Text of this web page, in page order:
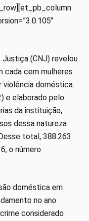
Justiça (CNJ) revelou
cada cem mulheres
violência doméstica.
e elaborado pelo
da instituição,
dessa natureza
total, 388.263
o número
doméstica em
no ano
considerado